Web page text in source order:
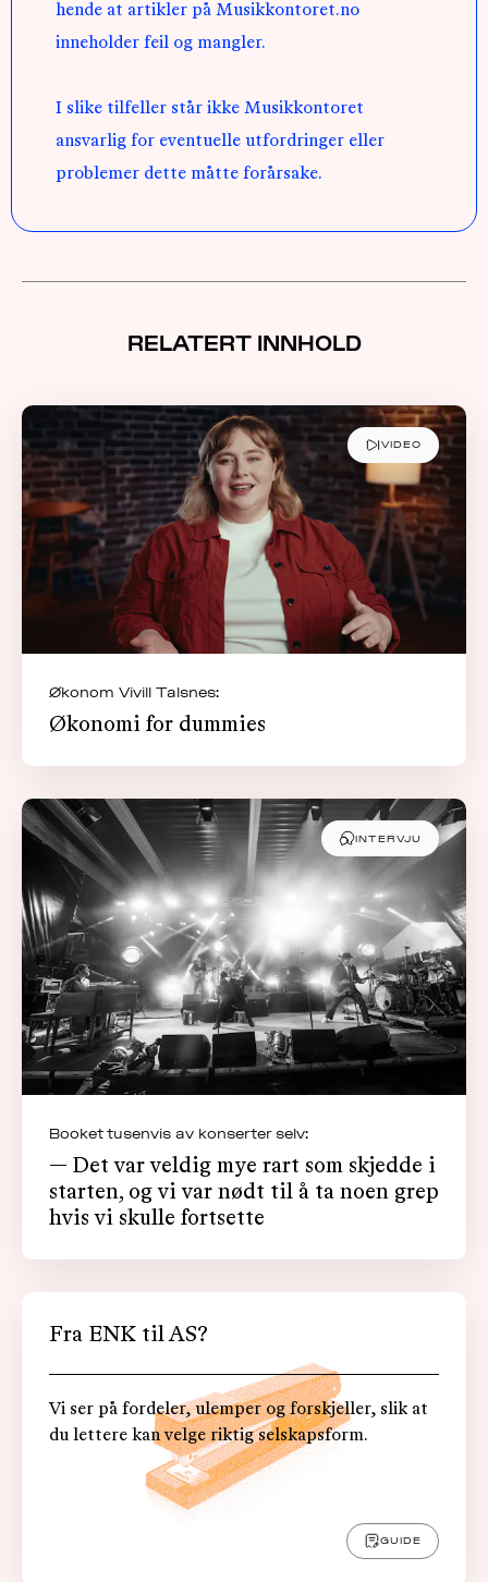
hende at artikler på Musikkontoret.no
inneholder feil og mangler.
I slike tilfeller står ikke Musikkontoret
ansvarlig for eventuelle utfordringer eller
problemer dette måtte forårsake.
RELATERT INNHOLD
VIDEO
Økonom Vivill Talsnes:
Økonomi for dummies
INTERVJU
Booket tusenvis av konserter selv:
— Det var veldig mye rart som skjedde i
starten, og vi var nødt til å ta noen grep
hvis vi skulle fortsette
Fra ENK til AS?
Vi ser på fordeler, ulemper og forskjeller, slik at
du lettere kan velge riktig selskapsform.
GUIDE